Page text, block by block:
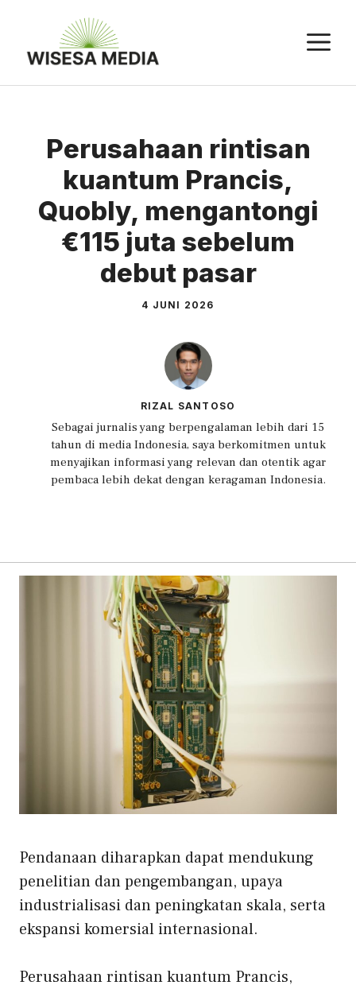
Perusahaan rintisan
kuantum Prancis,
Quobly, mengantongi
€115 juta sebelum
debut pasar
4 JUNI 2026
RIZAL SANTOSO
Sebagai jurnalis yang berpengalaman lebih dari 15
tahun di media Indonesia, saya berkomitmen untuk
menyajikan informasi yang relevan dan otentik agar
pembaca lebih dekat dengan keragaman Indonesia.
Pendanaan diharapkan dapat mendukung
penelitian dan pengembangan, upaya
industrialisasi dan peningkatan skala, serta
ekspansi komersial internasional.
Perusahaan rintisan kuantum Prancis,